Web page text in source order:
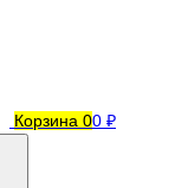
Корзина 00 ₽